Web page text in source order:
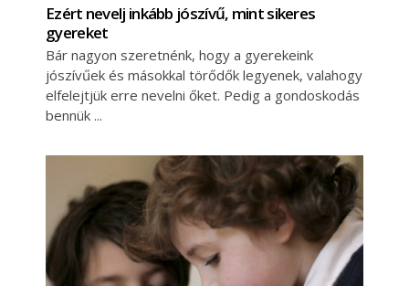
Ezért nevelj inkább jószívű, mint sikeres
gyereket
Bár nagyon szeretnénk, hogy a gyerekeink
jószívűek és másokkal törődők legyenek, valahogy
elfelejtjük erre nevelni őket. Pedig a gondoskodás
bennük